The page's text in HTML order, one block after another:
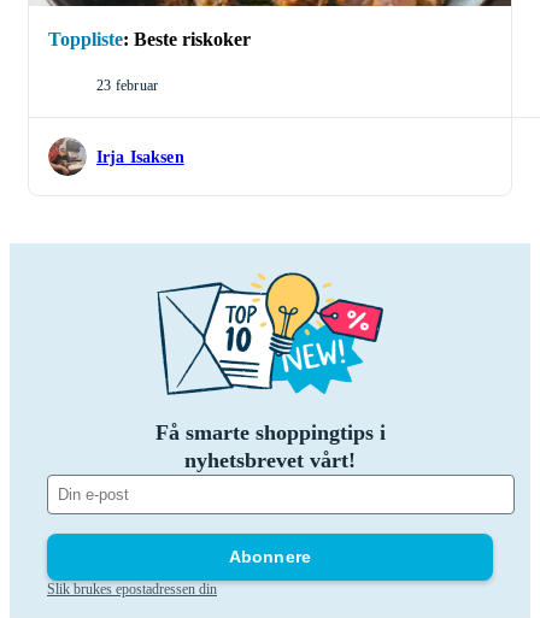
Toppliste: Beste riskoker
23 februar
Irja Isaksen
Få smarte shoppingtips i
nyhetsbrevet vårt!
Abonnere
Slik brukes epostadressen din